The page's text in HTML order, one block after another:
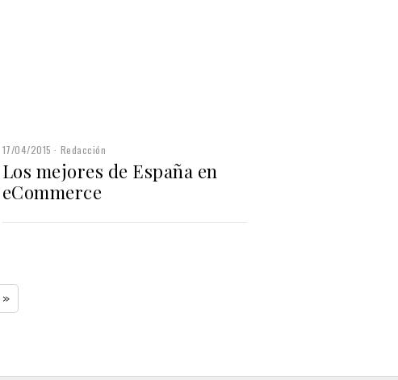
17/04/2015 Redacción
Los mejores de España en
eCommerce
»